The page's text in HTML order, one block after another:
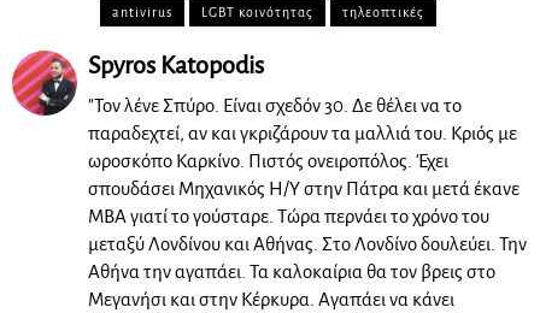
antivirus LGBT κοινότητας τηλεοπτικές
Spyros Katopodis
"Τον λένε Σπύρο. Είναι σχεδόν 30. Δε θέλει να το
παραδεχτεί, αν και γκριζάρουν τα μαλλιά του. Κριός με
ωροσκόπο Καρκίνο. Πιστός ονειροπόλος. Έχει
σπουδάσει Μηχανικός Η/Υ στην Πάτρα και μετά έκανε
MBΑ γιατί το γούσταρε. Τώρα περνάει το χρόνο του
μεταξύ Λονδίνου και Αθήνας. Στο Λονδίνο δουλεύει. Την
Αθήνα την αγαπάει. Τα καλοκαίρια θα τον βρεις στο
Μεγανήσι και στην Κέρκυρα. Αγαπάει να κάνει